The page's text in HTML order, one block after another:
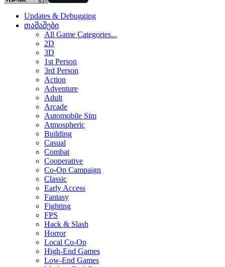
Updates & Debugging
თამაშები
All Game Categories...
2D
3D
1st Person
3rd Person
Action
Adventure
Adult
Arcade
Automobile Sim
Atmospheric
Building
Casual
Combat
Cooperative
Co-Op Campaign
Classic
Early Access
Fantasy
Fighting
FPS
Hack & Slash
Horror
Local Co-Op
High-End Games
Low-End Games